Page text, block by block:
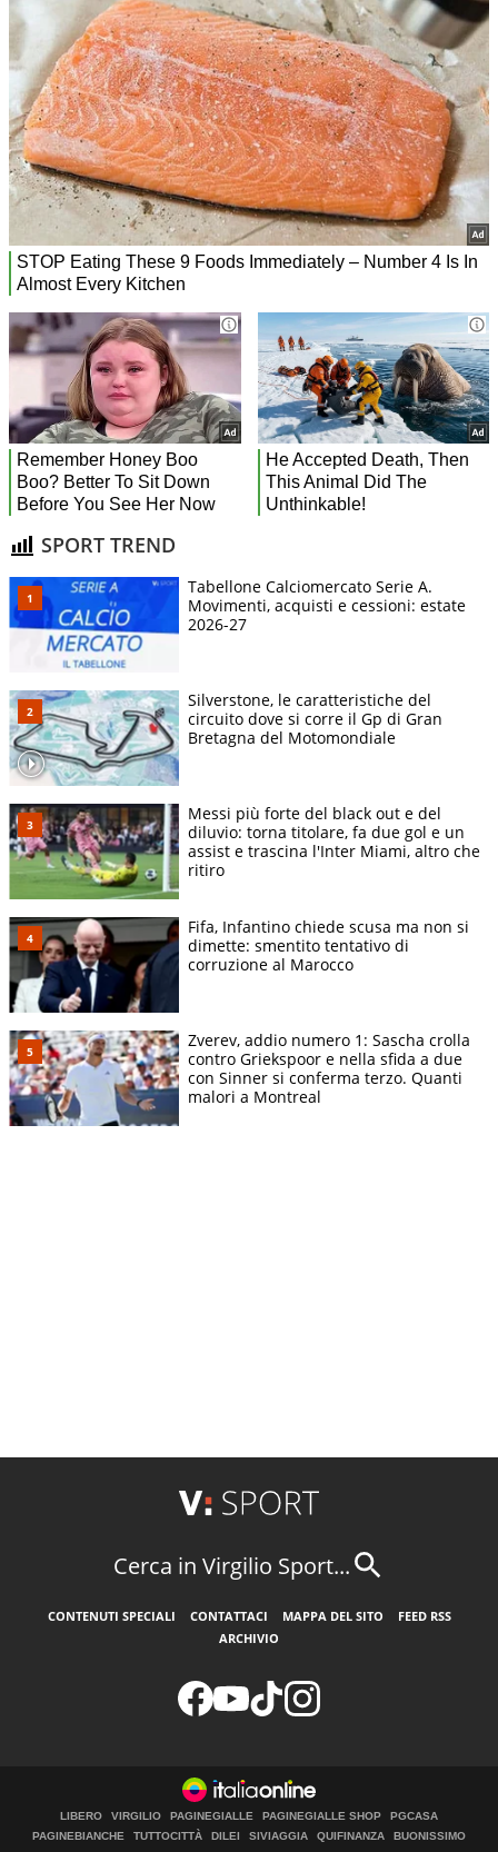
SPORT TREND
Tabellone Calciomercato Serie A.
Movimenti, acquisti e cessioni: estate
2026-27
Silverstone, le caratteristiche del
circuito dove si corre il Gp di Gran
Bretagna del Motomondiale
Messi più forte del black out e del
diluvio: torna titolare, fa due gol e un
assist e trascina l'Inter Miami, altro che
ritiro
Fifa, Infantino chiede scusa ma non si
dimette: smentito tentativo di
corruzione al Marocco
Zverev, addio numero 1: Sascha crolla
contro Griekspoor e nella sfida a due
con Sinner si conferma terzo. Quanti
malori a Montreal
Cerca in Virgilio Sport...
CONTENUTI SPECIALI CONTATTACI MAPPA DEL SITO
FEED RSS
ARCHIVIO
LIBERO VIRGILIO PAGINEGIALLE PAGINEGIALLE SHOP
PGCASA
PAGINEBIANCHE
TUTTOCITTÀ DILEI SIVIAGGIA QUIFINANZA
BUONISSIMO